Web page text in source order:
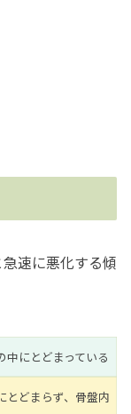
速に悪化する傾
中にとどまっている
とどまらず、骨盤内